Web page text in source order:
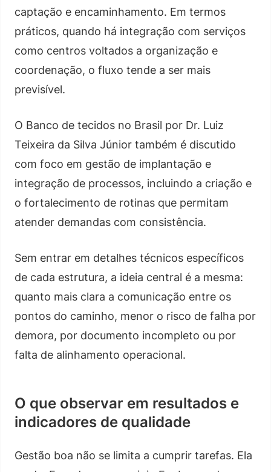
captação e encaminhamento. Em termos
práticos, quando há integração com serviços
como centros voltados a organização e
coordenação, o fluxo tende a ser mais
previsível.
O Banco de tecidos no Brasil por Dr. Luiz
Teixeira da Silva Júnior também é discutido
com foco em gestão de implantação e
integração de processos, incluindo a criação e
o fortalecimento de rotinas que permitam
atender demandas com consistência.
Sem entrar em detalhes técnicos específicos
de cada estrutura, a ideia central é a mesma:
quanto mais clara a comunicação entre os
pontos do caminho, menor o risco de falha por
demora, por documento incompleto ou por
falta de alinhamento operacional.
O que observar em resultados e
indicadores de qualidade
Gestão boa não se limita a cumprir tarefas. Ela